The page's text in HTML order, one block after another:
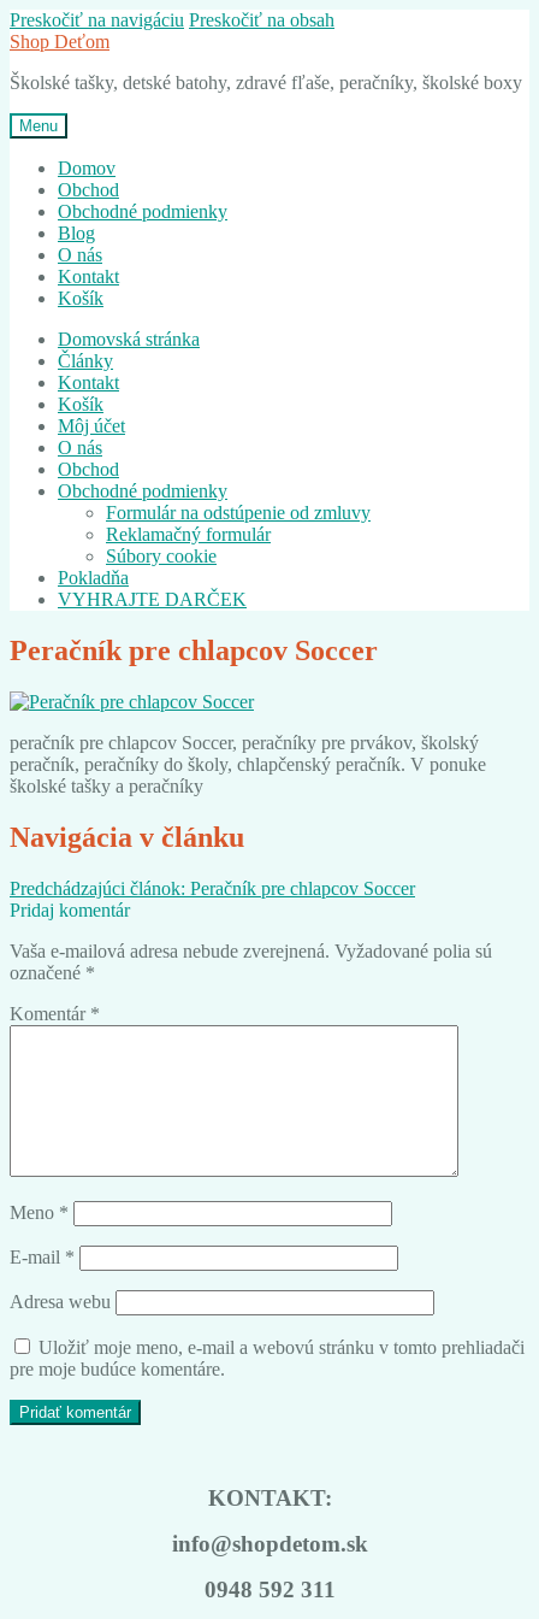
Preskočiť na navigáciu Preskočiť na obsah
Shop Deťom
Školské tašky, detské batohy, zdravé fľaše, peračníky, školské boxy
Menu
Domov
Obchod
Obchodné podmienky
Blog
O nás
Kontakt
Košík
Domovská stránka
Články
Kontakt
Košík
Môj účet
O nás
Obchod
Obchodné podmienky
Formulár na odstúpenie od zmluvy
Reklamačný formulár
Súbory cookie
Pokladňa
VYHRAJTE DARČEK
Peračník pre chlapcov Soccer
peračník pre chlapcov Soccer, peračníky pre prvákov, školský
peračník, peračníky do školy, chlapčenský peračník. V ponuke
školské tašky a peračníky
Navigácia v článku
Predchádzajúci článok: Peračník pre chlapcov Soccer
Pridaj komentár
Vaša e-mailová adresa nebude zverejnená. Vyžadované polia sú
označené *
Komentár *
Meno *
E-mail *
Adresa webu
Uložiť moje meno, e-mail a webovú stránku v tomto prehliadači
pre moje budúce komentáre.
KONTAKT:
info@shopdetom.sk
0948 592 311